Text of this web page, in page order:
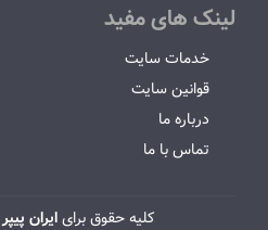
لینک های مفید
خدمات سایت
قوانین سایت
درباره ما
تماس با ما
کلیه حقوق برایایران پیپر